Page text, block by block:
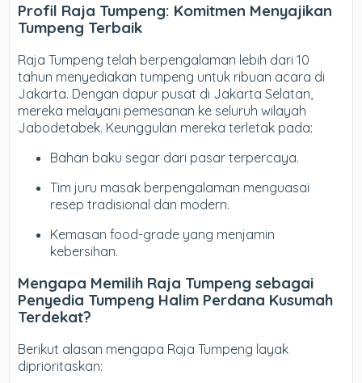
Profil Raja Tumpeng: Komitmen Menyajikan
Tumpeng Terbaik
Raja Tumpeng telah berpengalaman lebih dari 10
tahun menyediakan tumpeng untuk ribuan acara di
Jakarta. Dengan dapur pusat di Jakarta Selatan,
mereka melayani pemesanan ke seluruh wilayah
Jabodetabek. Keunggulan mereka terletak pada:
Bahan baku segar dari pasar terpercaya.
Tim juru masak berpengalaman menguasai
resep tradisional dan modern.
Kemasan food-grade yang menjamin
kebersihan.
Mengapa Memilih Raja Tumpeng sebagai
Penyedia Tumpeng Halim Perdana Kusumah
Terdekat?
Berikut alasan mengapa Raja Tumpeng layak
diprioritaskan: